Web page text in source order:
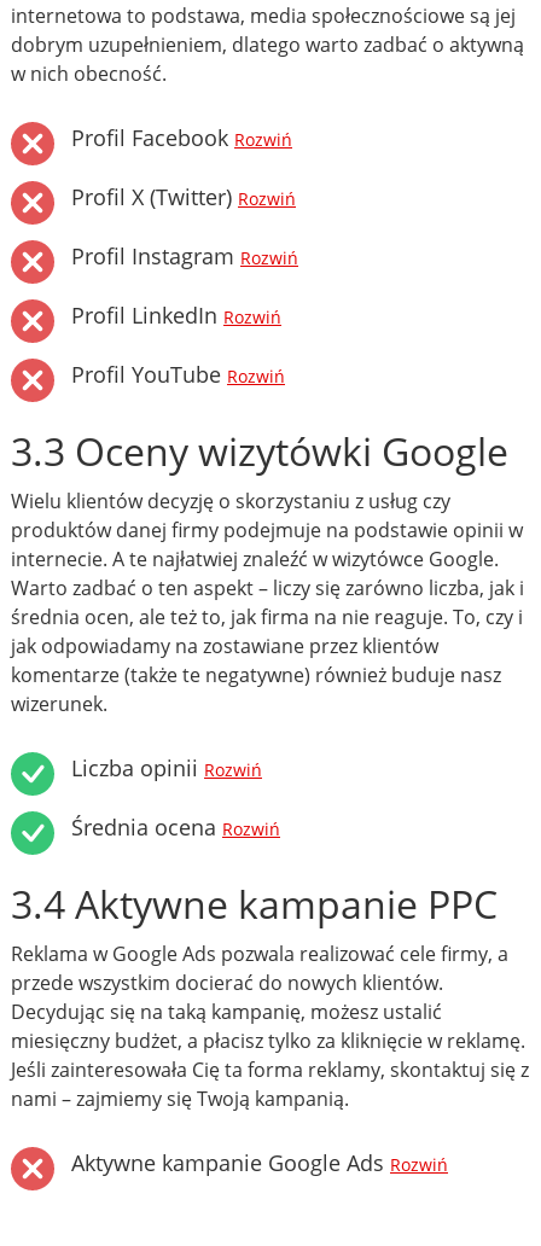
internetowa to podstawa, media społecznościowe są jej
dobrym uzupełnieniem, dlatego warto zadbać o aktywną
w nich obecność.
Profil Facebook Rozwiń
Profil X (Twitter) Rozwiń
Profil Instagram Rozwiń
Profil LinkedIn Rozwiń
Profil YouTube Rozwiń
3.3 Oceny wizytówki Google
Wielu klientów decyzję o skorzystaniu z usług czy
produktów danej firmy podejmuje na podstawie opinii w
internecie. A te najłatwiej znaleźć w wizytówce Google.
Warto zadbać o ten aspekt – liczy się zarówno liczba, jak i
średnia ocen, ale też to, jak firma na nie reaguje. To, czy i
jak odpowiadamy na zostawiane przez klientów
komentarze (także te negatywne) również buduje nasz
wizerunek.
Liczba opinii Rozwiń
Średnia ocena Rozwiń
3.4 Aktywne kampanie PPC
Reklama w Google Ads pozwala realizować cele firmy, a
przede wszystkim docierać do nowych klientów.
Decydując się na taką kampanię, możesz ustalić
miesięczny budżet, a płacisz tylko za kliknięcie w reklamę.
Jeśli zainteresowała Cię ta forma reklamy, skontaktuj się z
nami – zajmiemy się Twoją kampanią.
Aktywne kampanie Google Ads Rozwiń